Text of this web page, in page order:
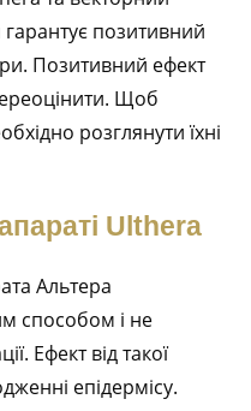
позитивний
Позитивний ефект
Щоб
розглянути їхні
Ulthera
Альтера
способом і не
Ефект від такої
епідермісу.